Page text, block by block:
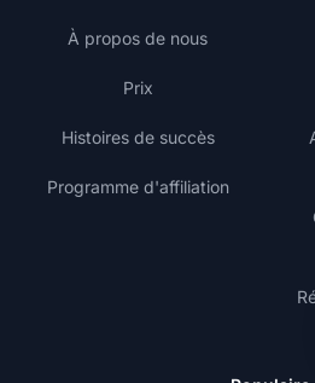
À propos de nous
Prix
Histoires de succès
Programme d'affiliation